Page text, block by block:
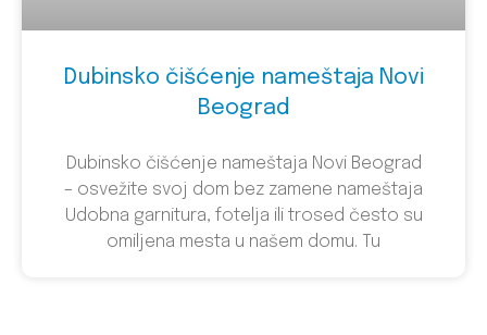
Dubinsko čišćenje nameštaja Novi
Beograd
Dubinsko čišćenje nameštaja Novi Beograd
– osvežite svoj dom bez zamene nameštaja
Udobna garnitura, fotelja ili trosed često su
omiljena mesta u našem domu. Tu